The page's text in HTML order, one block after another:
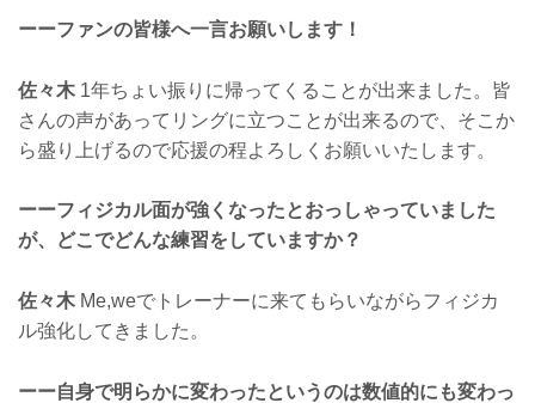
ーーファンの皆様へ一言お願いします！
佐々木 1年ちょい振りに帰ってくることが出来ました。皆
さんの声があってリングに立つことが出来るので、そこか
ら盛り上げるので応援の程よろしくお願いいたします。
ーーフィジカル面が強くなったとおっしゃっていました
が、どこでどんな練習をしていますか？
佐々木 Me,weでトレーナーに来てもらいながらフィジカ
ル強化してきました。
ーー自身で明らかに変わったというのは数値的にも変わっ